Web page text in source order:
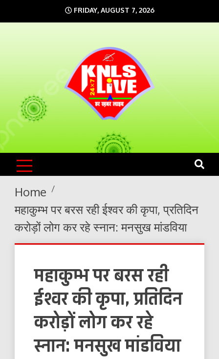
to
FRIDAY, AUGUST 7, 2026
KNLS LIVE
India`s No.1 News Portal
Home
महाकुम्भ पर बरस रही ईश्वर की कृपा, प्रतिदिन
करोड़ों लोग कर रहे स्नान: मनसुख मांडविया
महाकुम्भ पर बरस रही
ईश्वर की कृपा, प्रतिदिन
करोड़ों लोग कर रहे
स्नान: मनसुख मांडविया